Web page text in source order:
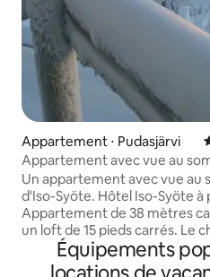
Appartement ⋅ Pudasjärvi
Appartement avec vue au
d'Iso-Syöte
Un appartement avec vue au
d'Iso-Syöte. Hôtel Iso-Syöte à
Appartement de 38 mètres
un loft de 15 pieds carrés. Le
se fait à l'aide d'une pompe à
aérothermique. Pas de recharge de la
Équipements